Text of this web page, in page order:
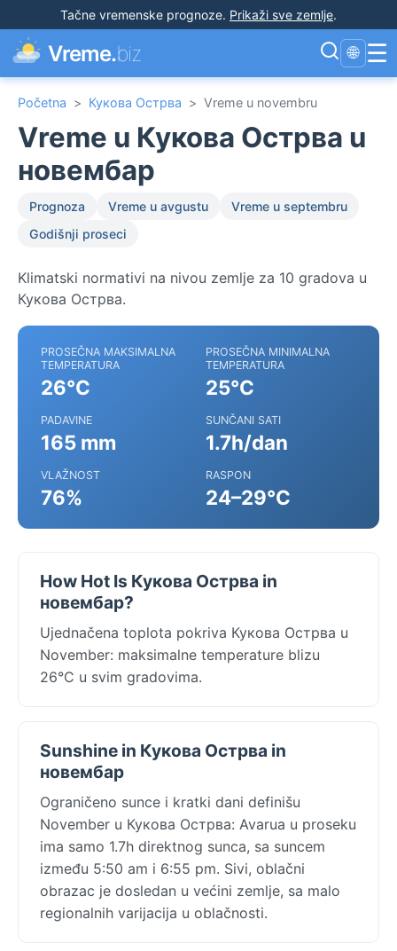
Tačne vremenske prognoze. Prikaži sve zemlje.
Vreme.biz 🌐 ☰
Početna > Кукова Острва > Vreme u novembru
Vreme u Кукова Острва u
новембар
Prognoza Vreme u avgustu
Vreme u septembru
Godišnji proseci
Klimatski normativi na nivou zemlje za 10 gradova u
Кукова Острва.
PROSEČNA MAKSIMALNA
TEMPERATURA
26°C
PROSEČNA MINIMALNA
TEMPERATURA
25°C
PADAVINE
165 mm
SUNČANI SATI
1.7h/dan
VLAŽNOST
76%
RASPON
24–29°C
How Hot Is Кукова Острва in
новембар?
Ujednačena toplota pokriva Кукова Острва u
November: maksimalne temperature blizu
26°C u svim gradovima.
Sunshine in Кукова Острва in
новембар
Ograničeno sunce i kratki dani definišu
November u Кукова Острва: Avarua u proseku
ima samo 1.7h direktnog sunca, sa suncem
između 5:50 am i 6:55 pm. Sivi, oblačni
obrazac je dosledan u većini zemlje, sa malo
regionalnih varijacija u oblačnosti.